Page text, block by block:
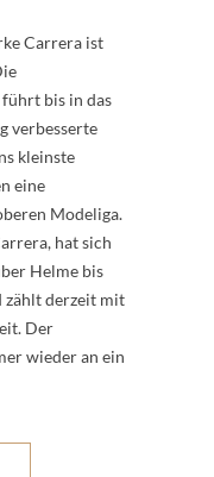
Carrera ist
führt bis in das
verbesserte
kleinste
eine
Modeliga.
hat sich
Helme bis
zählt derzeit mit
Der
wieder an ein